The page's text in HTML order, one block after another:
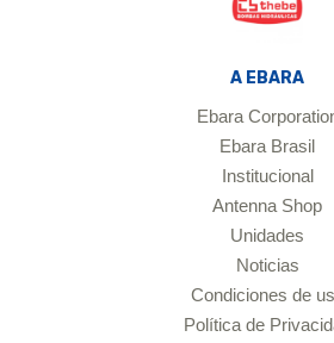
A EBARA
Ebara
Ebara Brasil
Institucional
Antenna Shop
Unidades
Noticias
Condiciones de
Política de